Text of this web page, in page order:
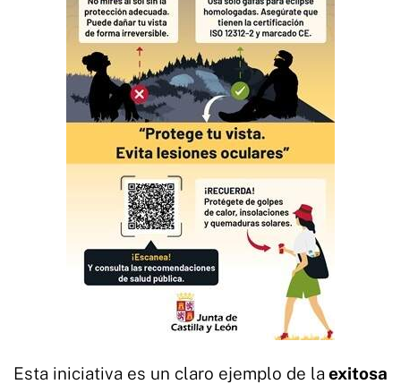
Esta iniciativa es un claro ejemplo de la exitosa